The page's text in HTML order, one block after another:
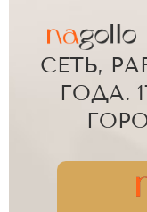
СЕТЬ,
ГОДА.